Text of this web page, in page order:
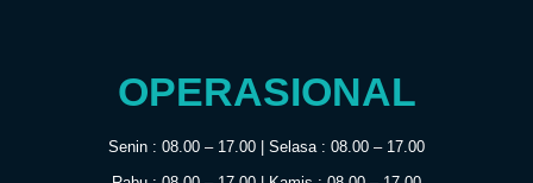
OPERASIONAL
Senin : 08.00 – 17.00 | Selasa : 08.00 – 17.00